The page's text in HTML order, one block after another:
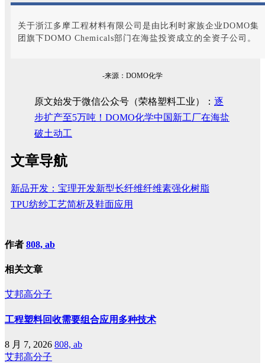
关于浙江多摩工程材料有限公司是由比利时家族企业DOMO集
团旗下DOMO Chemicals部门在海盐投资成立的全资子公司。
-来源：DOMO化学
原文始发于微信公众号（荣格塑料工业）： 逐
步扩产至5万吨！DOMO化学中国新工厂在海盐
破土动工
文章导航
新品开发：宝理开发新型长纤维纤维素强化树脂
TPU纺纱工艺简析及鞋面应用
作者 808, ab
相关文章
艾邦高分子
工程塑料回收需要组合应用多种技术
8 月 7, 2026 808, ab
艾邦高分子